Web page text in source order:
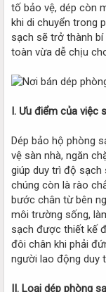
tố bảo vệ, dép còn
khi di chuyển trong
sạch sẽ trở thành
toàn vừa dễ chịu
I. Ưu điểm của việc
Dép bảo hộ phòng
vệ sàn nhà, ngăn
giúp duy trì độ sạch
chúng còn là rào
bước chân từ bên
môi trường sống,
sạch được thiết kế
đôi chân khi phải
người lao động duy
II. Loại dép phòng